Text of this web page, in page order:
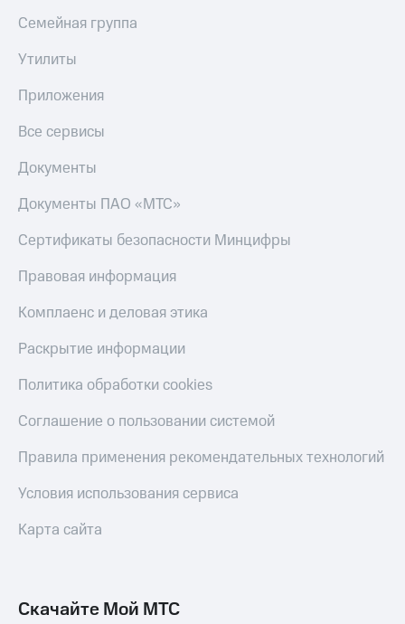
Семейная группа
Утилиты
Приложения
Все сервисы
Документы
Документы ПАО «МТС»
Сертификаты безопасности Минцифры
Правовая информация
Комплаенс и деловая этика
Раскрытие информации
Политика обработки cookies
Соглашение о пользовании системой
Правила применения рекомендательных технологий
Условия использования сервиса
Карта сайта
Скачайте Мой МТС